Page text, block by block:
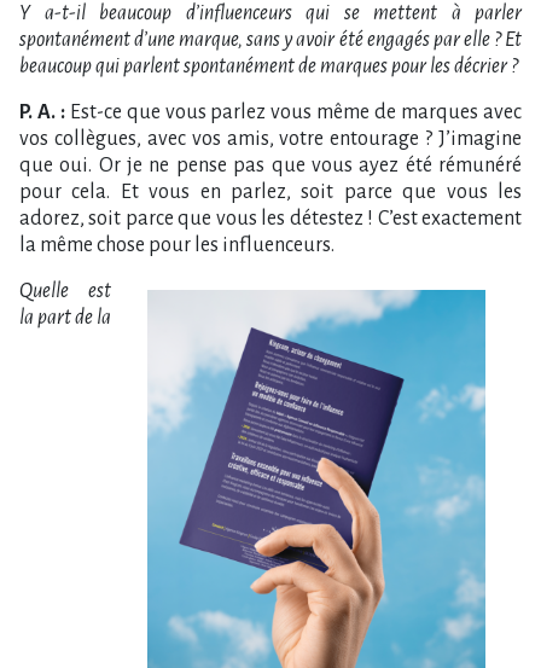
Y a-t-il beaucoup d’influenceurs qui se mettent à parler
spontanément d’une marque, sans y avoir été engagés par elle ? Et
beaucoup qui parlent spontanément de marques pour les décrier ?
P. A. : Est-ce que vous parlez vous même de marques avec
vos collègues, avec vos amis, votre entourage ? J’imagine
que oui. Or je ne pense pas que vous ayez été rémunéré
pour cela. Et vous en parlez, soit parce que vous les
adorez, soit parce que vous les détestez ! C’est exactement
la même chose pour les influenceurs.
Quelle est
la part de la